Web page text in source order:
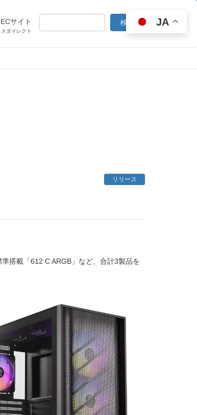
サイト
スダイレクト
リリース
搭載「612 C ARGB」など、合計3製品を
JA